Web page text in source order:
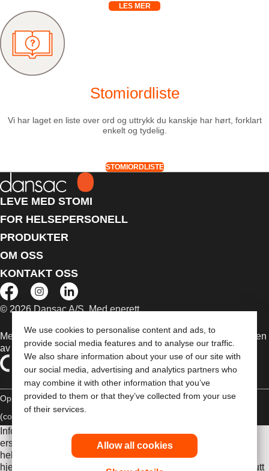
We use cookies to personalise content and ads, to
provide social media features and to analyse our traffic.
We also share information about your use of our site with
our social media, advertising and analytics partners who
may combine it with other information that you’ve
provided to them or that they’ve collected from your use
of their services.
Allow all cookies
LES MER
Stomiordliste
Vi har laget en liste over ord og uttrykk du kanskje har hørt, forklart
enkelt og tydelig.
STOMIORDLISTE
LEVE MED STOMI
FOR HELSEPERSONELL
PRODUKTER
OM OSS
KONTAKT OSS
© 2026 Dansac A/S. Med enerett.
Medisinsk utstyr som selges i EU er etter behov merket med en
av følgende symboler
Opphavsrettt Erklæring om overholdelse Informasjonskapsler
(cookies)
Informasjonen her er ikke legehjelp, og er ikke ment som
erstatning for råd fra lege eller annen leverandør av
helsetjenester. Denne informasjonen skal ikke brukes som
hjelp ved behov for akutt legehjelp. Hvis du har behov for akutt